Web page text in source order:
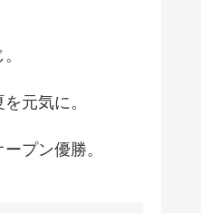
元気に。
プン優勝。